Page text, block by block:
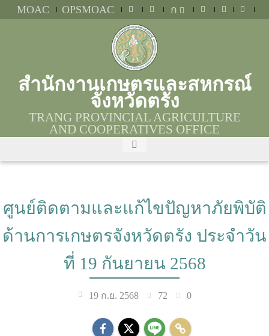
MOAC OPSMOAC ก
สำนักงานเกษตรและสหกรณ์
จังหวัดตรัง
TRANG PROVINCIAL AGRICULTURE
AND COOPERATIVES OFFICE
ศูนย์ติดตามและแก้ไขปัญหาภัยพิบัติ
ด้านการเกษตรจังหวัดตรัง ประจำวัน
ที่ 19 กันยายน 2568
19 ก.ย. 2568 72 0